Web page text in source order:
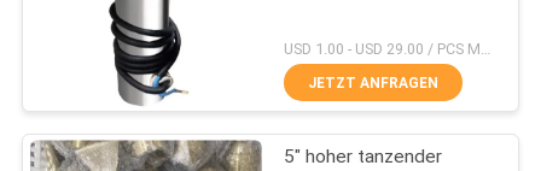
VERBINDUNG
Blätterige Brunnen-
Düse
JETZT ANFRAGEN
5" hoher tanzender